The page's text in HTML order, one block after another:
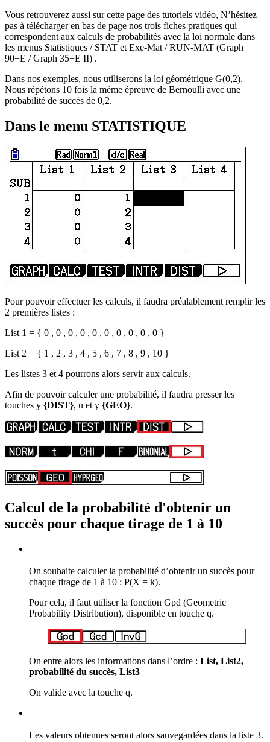
Vous retrouverez aussi sur cette page des tutoriels vidéo, N’hésitez
pas à télécharger en bas de page nos trois fiches pratiques qui
correspondent aux calculs de probabilités avec la loi normale dans
les menus Statistiques / STAT et Exe-Mat / RUN-MAT (Graph
90+E / Graph 35+E II) .
Dans nos exemples, nous utiliserons la loi géométrique G(0,2).
Nous répétons 10 fois la même épreuve de Bernoulli avec une
probabilité de succès de 0,2.
Dans le menu STATISTIQUE
Pour pouvoir effectuer les calculs, il faudra préalablement remplir les
2 premières listes :
List 1 = { 0 , 0 , 0 , 0 , 0 , 0 , 0 , 0 , 0 , 0 }
List 2 = { 1 , 2 , 3 , 4 , 5 , 6 , 7 , 8 , 9 , 10 }
Les listes 3 et 4 pourrons alors servir aux calculs.
Afin de pouvoir calculer une probabilité, il faudra presser les
touches y {DIST}, u et y {GEO}.
Calcul de la probabilité d'obtenir un
succès pour chaque tirage de 1 à 10
On souhaite calculer la probabilité d’obtenir un succès pour
chaque tirage de 1 à 10 : P(X = k).
Pour cela, il faut utiliser la fonction Gpd (Geometric
Probability Distribution), disponible en touche q.
On entre alors les informations dans l’ordre : List, List2,
probabilité du succès, List3
On valide avec la touche q.
Les valeurs obtenues seront alors sauvegardées dans la liste 3.